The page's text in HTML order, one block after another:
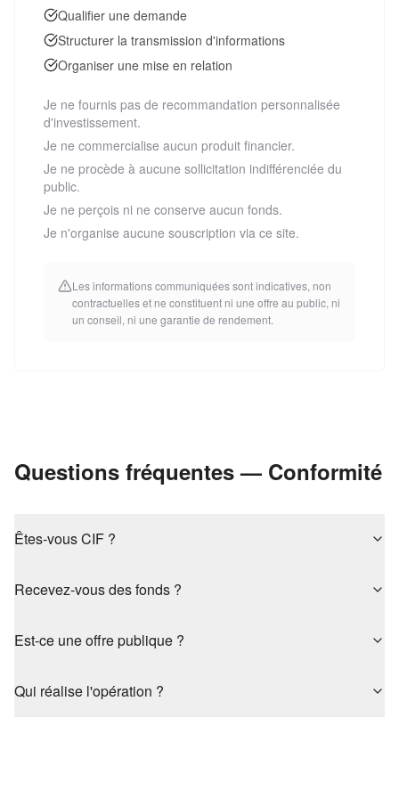
Qualifier une demande
Structurer la transmission d'informations
Organiser une mise en relation
Je ne fournis pas de recommandation personnalisée
d'investissement.
Je ne commercialise aucun produit financier.
Je ne procède à aucune sollicitation indifférenciée du
public.
Je ne perçois ni ne conserve aucun fonds.
Je n'organise aucune souscription via ce site.
Les informations communiquées sont indicatives, non
contractuelles et ne constituent ni une offre au public, ni
un conseil, ni une garantie de rendement.
Questions fréquentes — Conformité
Êtes-vous CIF ?
Recevez-vous des fonds ?
Est-ce une offre publique ?
Qui réalise l'opération ?